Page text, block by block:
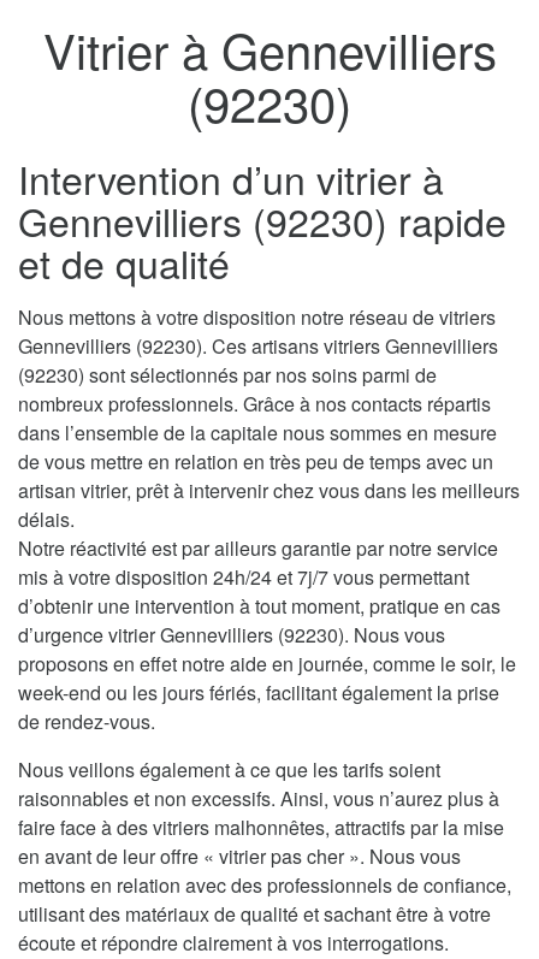
Vitrier à Gennevilliers
(92230)
Intervention d’un vitrier à
Gennevilliers (92230) rapide
et de qualité
Nous mettons à votre disposition notre réseau de vitriers
Gennevilliers (92230). Ces artisans vitriers Gennevilliers
(92230) sont sélectionnés par nos soins parmi de
nombreux professionnels. Grâce à nos contacts répartis
dans l’ensemble de la capitale nous sommes en mesure
de vous mettre en relation en très peu de temps avec un
artisan vitrier, prêt à intervenir chez vous dans les meilleurs
délais.
Notre réactivité est par ailleurs garantie par notre service
mis à votre disposition 24h/24 et 7j/7 vous permettant
d’obtenir une intervention à tout moment, pratique en cas
d’urgence vitrier Gennevilliers (92230). Nous vous
proposons en effet notre aide en journée, comme le soir, le
week-end ou les jours fériés, facilitant également la prise
de rendez-vous.
Nous veillons également à ce que les tarifs soient
raisonnables et non excessifs. Ainsi, vous n’aurez plus à
faire face à des vitriers malhonnêtes, attractifs par la mise
en avant de leur offre « vitrier pas cher ». Nous vous
mettons en relation avec des professionnels de confiance,
utilisant des matériaux de qualité et sachant être à votre
écoute et répondre clairement à vos interrogations.